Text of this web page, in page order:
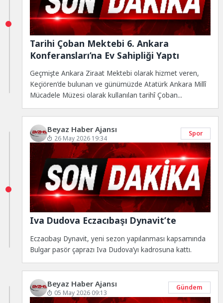
Tarihi Çoban Mektebi 6. Ankara
Konferansları’na Ev Sahipliği Yaptı
Geçmişte Ankara Ziraat Mektebi olarak hizmet veren,
Keçiören’de bulunan ve günümüzde Atatürk Ankara Millî
Mücadele Müzesi olarak kullanılan tarihî Çoban...
Beyaz Haber Ajansı
26 May 2026 19:34
Spor
Iva Dudova Eczacıbaşı Dynavit’te
Eczacıbaşı Dynavit, yeni sezon yapılanması kapsamında
Bulgar pasör çaprazı Iva Dudova’yı kadrosuna kattı.
Beyaz Haber Ajansı
05 May 2026 09:13
Gündem